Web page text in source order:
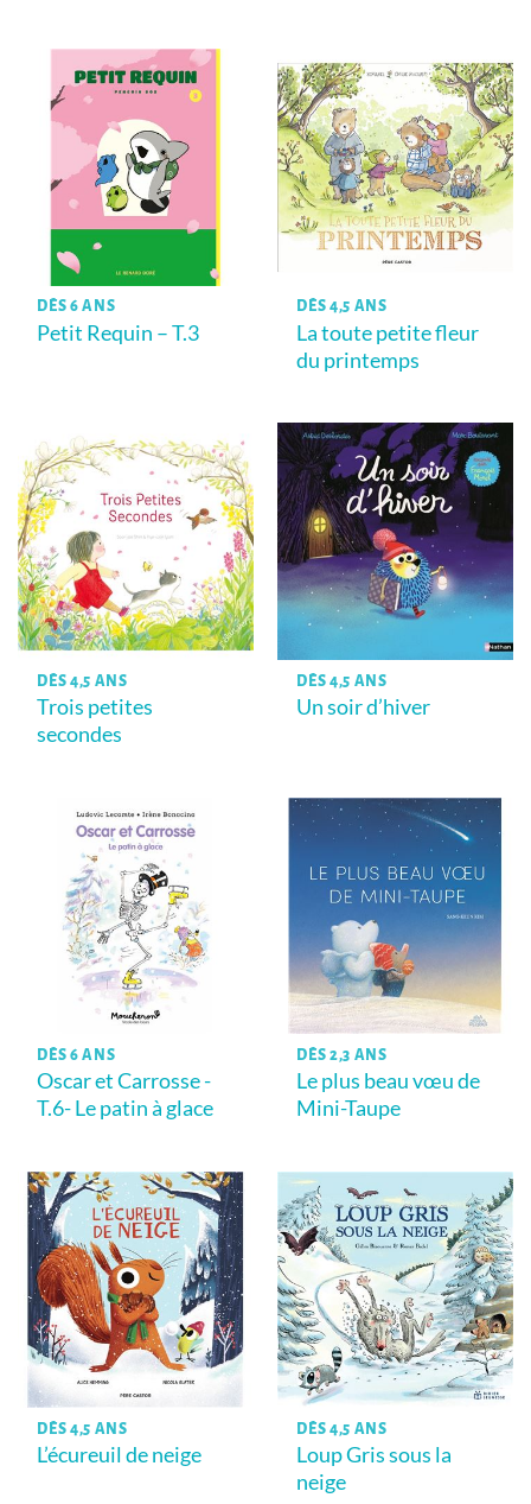
DÈS 6 ANS
Petit Requin – T.3
DÈS 4,5 ANS
La toute petite fleur
du printemps
DÈS 4,5 ANS
Trois petites
secondes
DÈS 4,5 ANS
Un soir d’hiver
DÈS 6 ANS
Oscar et Carrosse -
T.6- Le patin à glace
DÈS 2,3 ANS
Le plus beau vœu de
Mini-Taupe
DÈS 4,5 ANS
L’écureuil de neige
DÈS 4,5 ANS
Loup Gris sous la
neige